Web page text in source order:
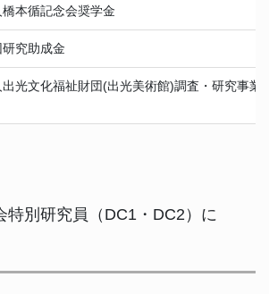
本循記念会奨学金
究助成金
光文化福祉財団(出光美術館)調査・研究事業
特別研究員（DC1・DC2）に